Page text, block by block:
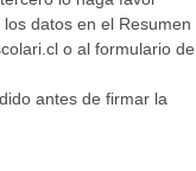
datos en el Resumen
o al formulario de
antes de firmar la